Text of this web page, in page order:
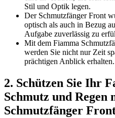
Stil und Optik legen.
Der Schmutzfänger Front
optisch als auch in Bezug
Aufgabe zuverlässig zu
Mit dem Fiamma
werden Sie nicht nur Zeit
prächtigen Anblick erhalten.
2. Schützen Sie Ihr
Schmutz und Regen
Schmutzfänger